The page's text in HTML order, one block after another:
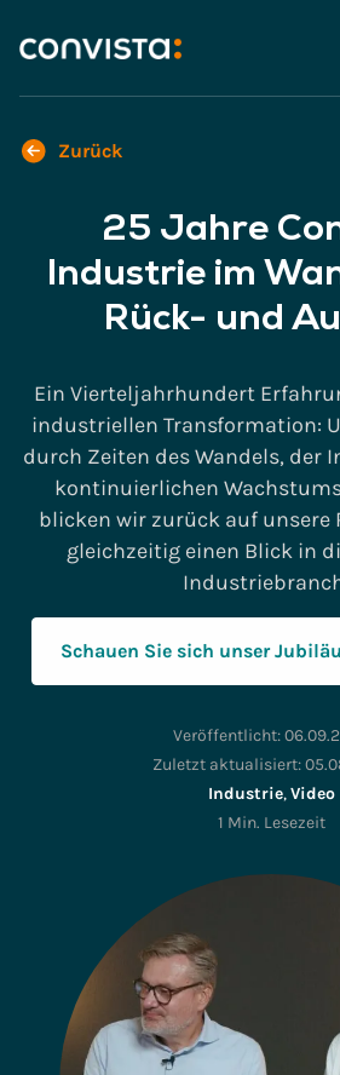
Suchen
Zurück
25 Jahre
Industrie im
Rück- und
Ein Vierteljahrhundert
industriellen Transformation:
durch Zeiten des Wandels, der
kontinuierlichen
blicken wir zurück auf unsere
gleichzeitig einen Blick in
Schauen Sie sich unser
Veröffentlicht:
Zuletzt aktualisiert:
Industrie,Video
1 Min. Lesezeit